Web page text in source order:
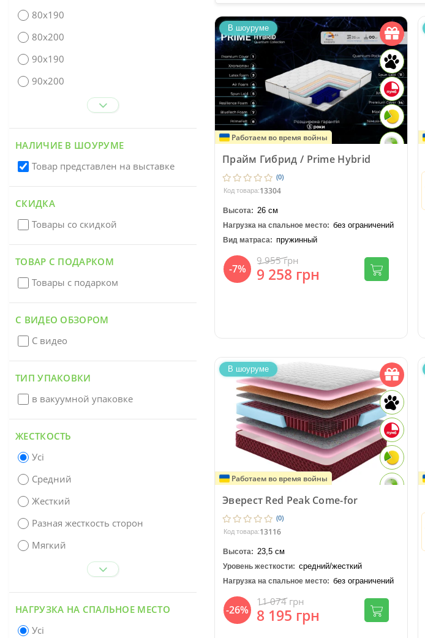
80x190
80x200
90x190
90x200
НАЛИЧИЕ В ШОУРУМЕ
Товар представлен на выставке
СКИДКА
Товары со скидкой
ТОВАР С ПОДАРКОМ
Товары с подарком
С ВИДЕО ОБЗОРОМ
С видео
ТИП УПАКОВКИ
в вакуумной упаковке
ЖЕСТКОСТЬ
Усі
Средний
Жесткий
Разная жесткость сторон
Мягкий
НАГРУЗКА НА СПАЛЬНОЕ МЕСТО
Усі
В шоуруме
Работаем во время войны
Прайм Гибрид / Prime Hybrid
(0)
Код товара:13304
Высота: 26 см
Нагрузка на спальное место: без ограничений
Вид матраса: пружинный
-7%
9 955грн
9 258 грн
В шоуруме
Работаем во время войны
Эверест Red Peak Come-for
(0)
Код товара:13116
Высота: 23,5 см
Уровень жесткости: средний/жесткий
Нагрузка на спальное место: без ограничений
-26%
11 074 грн
8 195 грн